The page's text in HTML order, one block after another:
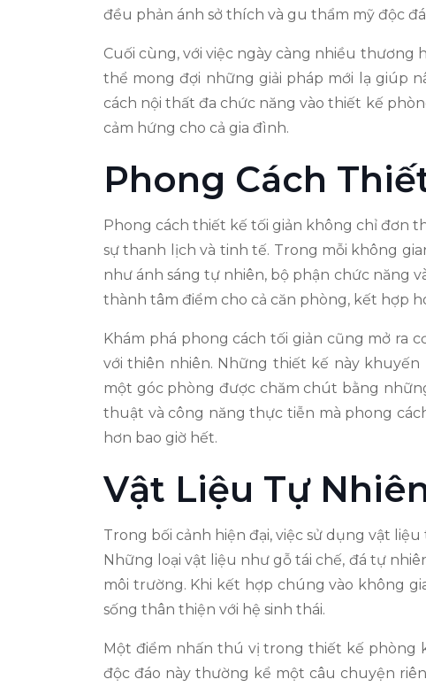
đều phản ánh sở thích và gu thẩm mỹ độc
Cuối cùng, với việc ngày càng nhiều
thể mong đợi những giải pháp mới lạ giúp
cách nội thất đa chức năng vào thiết kế
cảm hứng cho cả gia đình.
Phong Cách
Phong cách thiết kế tối giản không chỉ đơn
sự thanh lịch và tinh tế. Trong mỗi không
như ánh sáng tự nhiên, bộ phận chức năng
thành tâm điểm cho cả căn phòng, kết hợp
Khám phá phong cách tối giản cũng mở ra
với thiên nhiên. Những thiết kế này
một góc phòng được chăm chút bằng
thuật và công năng thực tiễn mà phong
hơn bao giờ hết.
Vật Liệu Tự
Trong bối cảnh hiện đại, việc sử dụng vật
Những loại vật liệu như gỗ tái chế, đá tự
môi trường. Khi kết hợp chúng vào không
sống thân thiện với hệ sinh thái.
Một điểm nhấn thú vị trong thiết kế phòng
độc đáo này thường kể một câu chuyện